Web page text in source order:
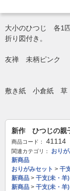
大小のひつじ 各1匹
折り図付き。
友禅 未柄ピ
敷き紙 小倉
新作 ひつじの
商品コード： 41114
関連カテゴリ：
おり
新商品
おりがみセット > 干
新商品 > 干支(未・
新商品 > 干支(未・